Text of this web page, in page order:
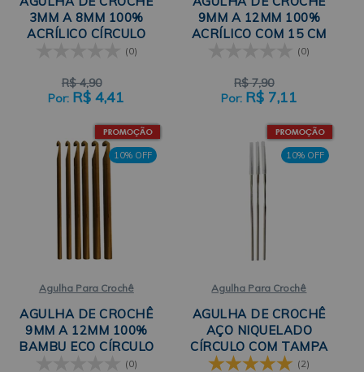
3MM A 8MM 100%
ACRÍLICO CÍRCULO
(0)
R$ 4,90
R$ 4,41
9MM A 12MM 100%
ACRÍLICO COM 15 CM
(0)
R$ 7,90
R$ 7,11
10% OFF
Agulha Para Crochê
AGULHA DE CROCHÊ
9MM A 12MM 100%
BAMBU ECO CÍRCULO
(0)
10% OFF
Agulha Para Crochê
AGULHA DE CROCHÊ
AÇO NIQUELADO
CÍRCULO COM TAMPA
DE PROTEÇÃO
(2)